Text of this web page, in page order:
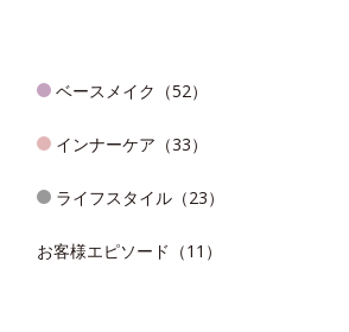
ベースメイク（52）
インナーケア（33）
ライフスタイル（23）
お客様エピソード（11）